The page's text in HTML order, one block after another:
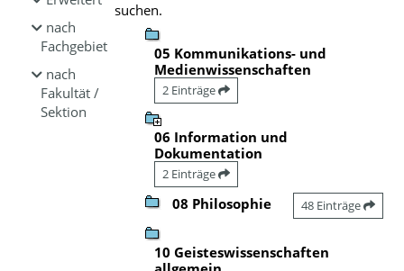
nach
Fachgebiet
nach
Fakultät /
Sektion
suchen.
05 Kommunikations- und
Medienwissenschaften
2 Einträge
06 Information und
Dokumentation
2 Einträge
08 Philosophie 48 Einträge
10 Geisteswissenschaften